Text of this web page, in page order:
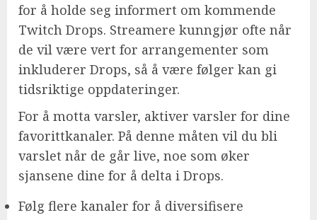
for å holde seg informert om kommende
Twitch Drops. Streamere kunngjør ofte når
de vil være vert for arrangementer som
inkluderer Drops, så å være følger kan gi
tidsriktige oppdateringer.
For å motta varsler, aktiver varsler for dine
favorittkanaler. På denne måten vil du bli
varslet når de går live, noe som øker
sjansene dine for å delta i Drops.
Følg flere kanaler for å diversifisere